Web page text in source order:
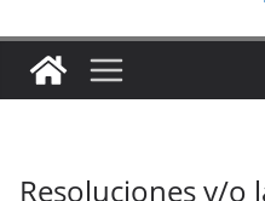
ACCESO A LA
DE GUERRERO
Resoluciones y/o